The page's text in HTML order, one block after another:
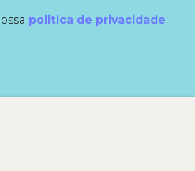
politica de privacidade